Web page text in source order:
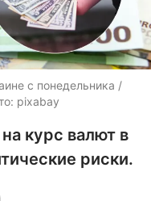
с понедельника /
pixabay
курс валют в
риски.